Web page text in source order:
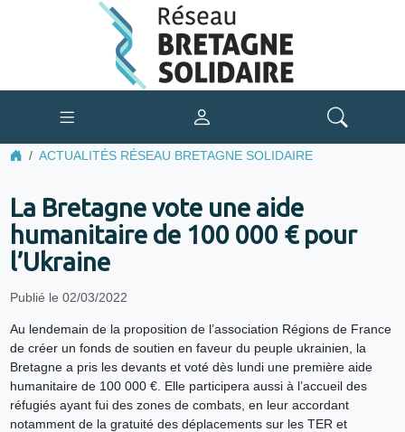
ACTUALITÉS RÉSEAU BRETAGNE SOLIDAIRE
La Bretagne vote une aide
humanitaire de 100 000 € pour
l’Ukraine
Publié le 02/03/2022
Au lendemain de la proposition de l’association Régions de France
de créer un fonds de soutien en faveur du peuple ukrainien, la
Bretagne a pris les devants et voté dès lundi une première aide
humanitaire de 100 000 €. Elle participera aussi à l’accueil des
réfugiés ayant fui des zones de combats, en leur accordant
notamment de la gratuité des déplacements sur les TER et